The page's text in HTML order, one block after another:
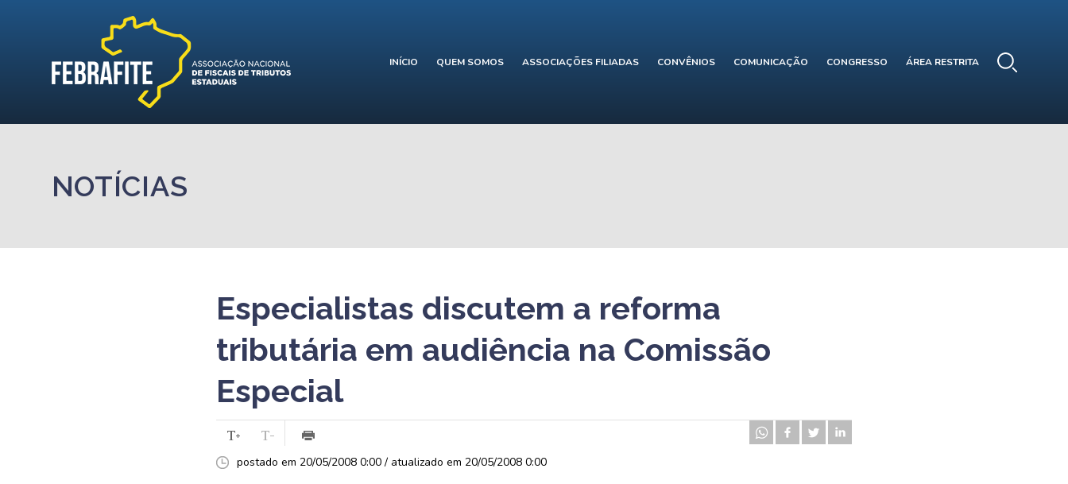
INÍCIO QUEM SOMOS ASSOCIAÇÕES FILIADAS CONVÊNIOS COMUNICAÇÃO CONGRESSO ÁREA RESTRITA
NOTÍCIAS
Especialistas discutem a reforma
tributária em audiência na Comissão
Especial
postado em 20/05/2008 0:00 / atualizado em 20/05/2008 0:00